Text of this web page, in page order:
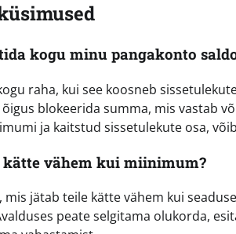
kogu minu pangakonto
raha, kui see koosneb
blokeerida summa, mis vastab
ja kaitstud sissetulekute osa,
vähem kui miinimum?
jätab teile kätte vähem kui
peate selgitama olukorda,